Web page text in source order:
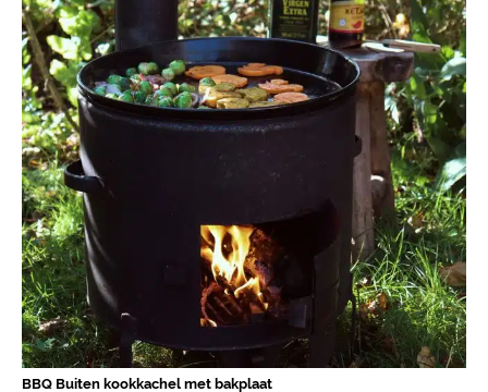
BBQ Buiten kookkachel met bakplaat